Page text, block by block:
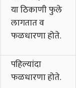
या ठिकाणी फुले
लागतात व
फळधारणा होते.
पहिल्यांदा
फळधारणा होते.